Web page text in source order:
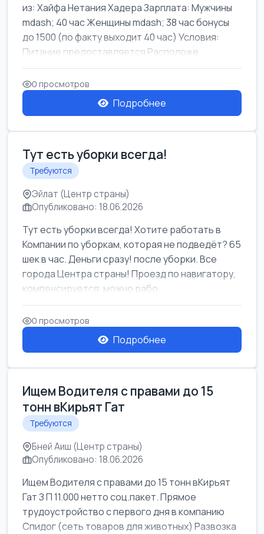
из: Хайфа Нетания Хадера Зарплата: Мужчины
mdash; 40 час Женщины mdash; 38 час бонусы
до 1500 (по факту выходит 40 час) Условия:
Питание предоставляется Расположе...
0 просмотров
Подробнее
Тут есть уборки всегда!
Требуются
Эйлат (Центр страны)
Опубликовано: 18.06.2026
Тут есть уборки всегда! Хотите работать в
Компании по уборкам, которая не подведёт? 65
шек в час. Деньги сразу! после уборки. Все
города Центра страны! Проезд по навигатору,
компенсируется. можно рабо...
0 просмотров
Подробнее
Ищем Водителя с правами до 15
тонн вКирьят Гат
Требуются
Бней Аиш (Центр страны)
Опубликовано: 18.06.2026
Ищем Водителя с правами до 15 тонн вКирьят
Гат З П 11.000 нетто соц.пакет. Прямое
трудоустройство с первого дня в компанию
Спидог (сеть товаров для животных) Развозка